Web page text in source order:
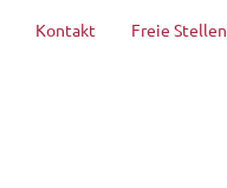
Kontakt
Freie Stellen